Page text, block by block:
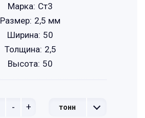
- + тонн
Марка: Ст3
Размер: 2,5 мм
Ширина: 50
Толщина: 2,5
Высота: 50